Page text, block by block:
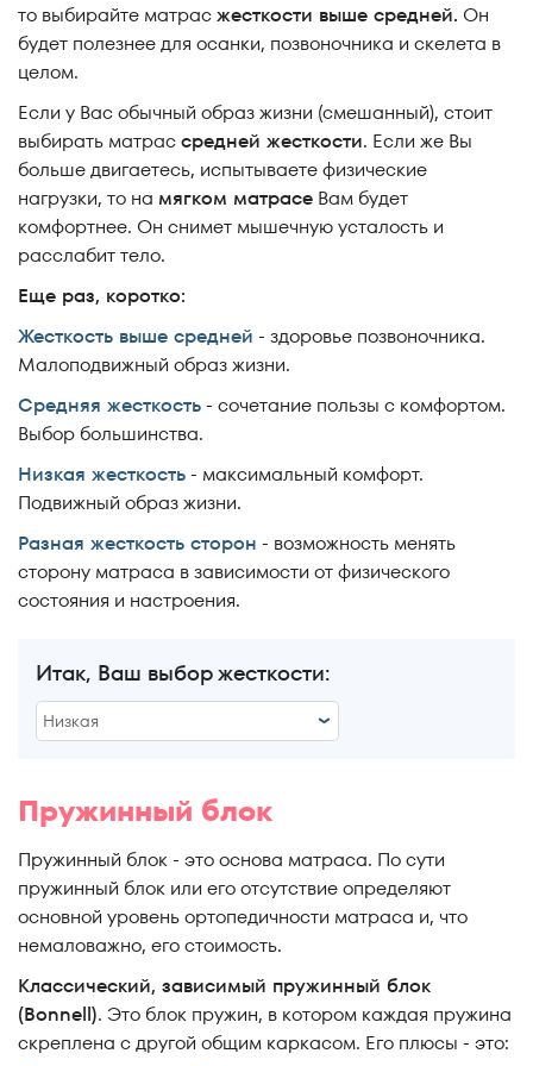
то выбирайте матрасжесткости выше средней. Он
будет полезнее для осанки, позвоночника и скелета в
целом.
Если у Вас обычный образ жизни (смешанный), стоит
выбирать матрассредней жесткости. Если же Вы
больше двигаетесь, испытываете физические
нагрузки, то на мягком матрасе Вам будет
комфортнее. Он снимет мышечную усталость и
расслабит тело.
Еще раз, коротко:
Жесткость выше средней - здоровье позвоночника.
Малоподвижный образ жизни.
Средняя жесткость- сочетание пользы с комфортом.
Выбор большинства.
Низкая жесткость- максимальный комфорт.
Подвижный образ жизни.
Разная жесткость сторон - возможность менять
сторону матраса в зависимости от физического
состояния и настроения.
Итак, Ваш выбор жесткости:
Низкая
Средняя
Выс + ср
Высокая
Ср + низ
Выс + низ
Пружинный блок
Пружинный блок - это основа матраса. По сути
пружинный блок или его отсутствие определяют
основной уровень ортопедичности матраса и, что
немаловажно, его стоимость.
Классический, зависимый пружинный блок
(Bonnell). Это блок пружин, в котором каждая пружина
скреплена с другой общим каркасом. Его плюсы - это: